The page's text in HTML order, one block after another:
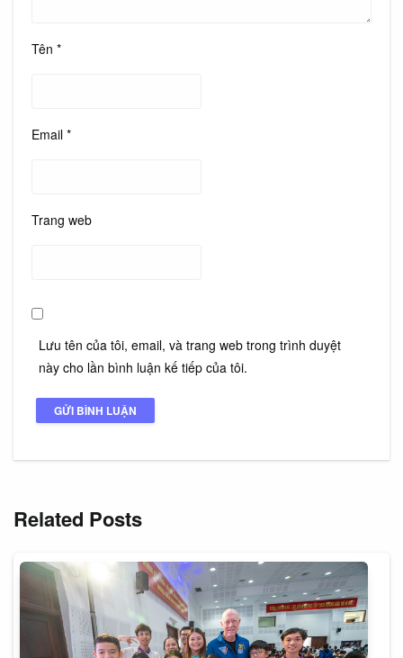
Tên *
Email *
Trang web
Lưu tên của tôi, email, và trang web trong trình duyệt
này cho lần bình luận kế tiếp của tôi.
Related Posts